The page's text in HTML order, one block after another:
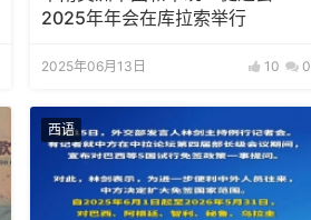
2025年年会在库拉索举行
2025年06月13日 10 0
西语